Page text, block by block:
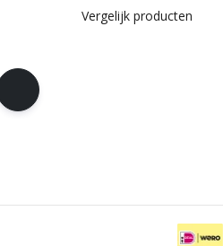
Vergelijk producten